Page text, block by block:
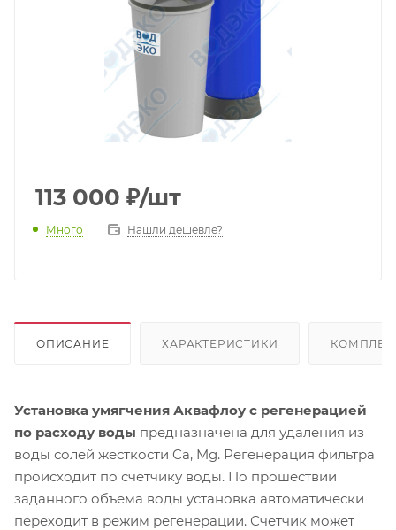
113 000 ₽/шт
Много Нашли дешевле?
ОПИСАНИЕ ХАРАКТЕРИСТИКИ
Установка умягчения Аквафлоу с регенерацией
по расходу воды предназначена для удаления из
воды солей жесткости Ca, Mg. Регенерация фильтра
происходит по счетчику воды. По прошествии
заданного объема воды установка автоматически
переходит в режим регенерации. Счетчик может